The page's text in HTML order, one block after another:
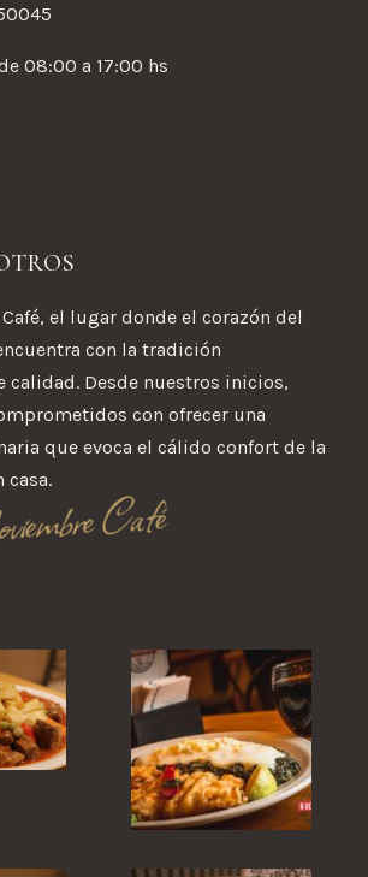
08:00 a 17:00 hs
el lugar donde el corazón del
con la tradición
calidad. Desde nuestros inicios,
con ofrecer una
que evoca el cálido confort de la
casa.